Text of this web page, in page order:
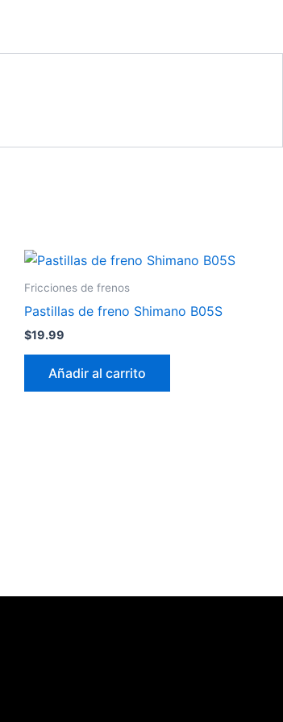
Fricciones de frenos
Pastillas de freno Shimano B05S
$19.99
Añadir al carrito